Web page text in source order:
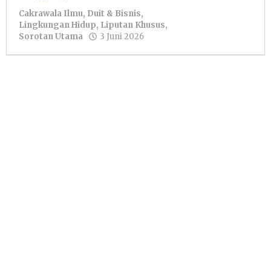
Cakrawala Ilmu, Duit & Bisnis,
Lingkungan Hidup, Liputan Khusus,
Sorotan Utama
3 Juni 2026
Azizah